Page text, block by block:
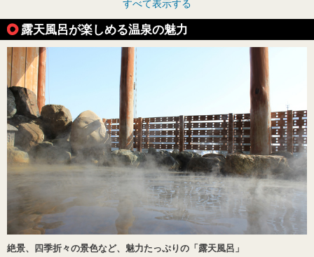
すべて表示する
露天風呂が楽しめる温泉の魅力
絶景、四季折々の景色など、魅力たっぷりの「露天風呂」